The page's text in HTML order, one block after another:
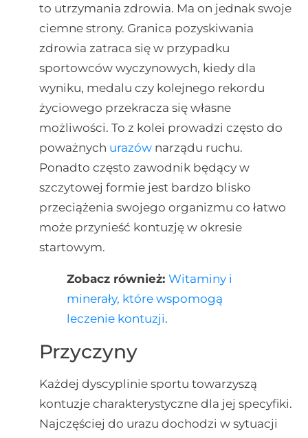
to utrzymania zdrowia. Ma on jednak swoje
ciemne strony. Granica pozyskiwania
zdrowia zatraca się w przypadku
sportowców wyczynowych, kiedy dla
wyniku, medalu czy kolejnego rekordu
życiowego przekracza się własne
możliwości. To z kolei prowadzi często do
poważnych urazównarządu ruchu.
Ponadto często zawodnik będący w
szczytowej formie jest bardzo blisko
przeciążenia swojego organizmu co łatwo
może przynieść kontuzję w okresie
startowym.
Zobacz również: Witaminy i
minerały, które wspomogą
leczenie kontuzji.
Przyczyny
Każdej dyscyplinie sportu towarzyszą
kontuzje charakterystyczne dla jej specyfiki.
Najczęściej do urazu dochodzi w sytuacji